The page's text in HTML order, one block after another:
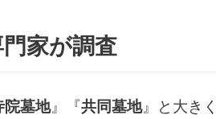
家が調査
院墓地』『共同墓地』と大きく